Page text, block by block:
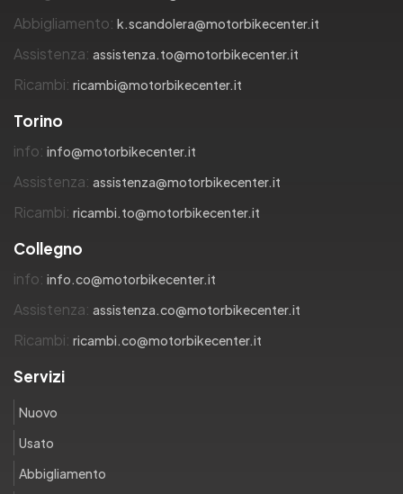
Abbigliamento: k.scandolera@motorbikecenter.it
Assistenza: assistenza.to@motorbikecenter.it
Ricambi: ricambi@motorbikecenter.it
Torino
info: info@motorbikecenter.it
Assistenza: assistenza@motorbikecenter.it
Ricambi: ricambi.to@motorbikecenter.it
Collegno
info: info.co@motorbikecenter.it
Assistenza: assistenza.co@motorbikecenter.it
Ricambi: ricambi.co@motorbikecenter.it
Servizi
Nuovo
Usato
Abbigliamento